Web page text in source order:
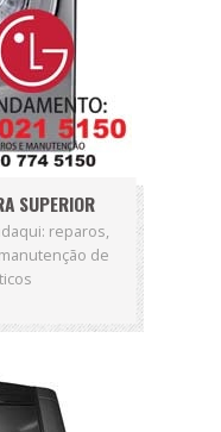
SUPERIOR
reparos,
de